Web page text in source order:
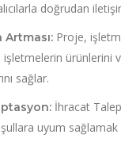
doğrudan
Proje,
işletmelerin ürünlerini
sağlar.
İhracat
uyum